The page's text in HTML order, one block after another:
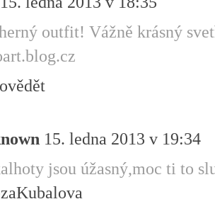
outfit! Vážně krásný
15. ledna 2013 v 19:34
jsou úžasný,moc ti to